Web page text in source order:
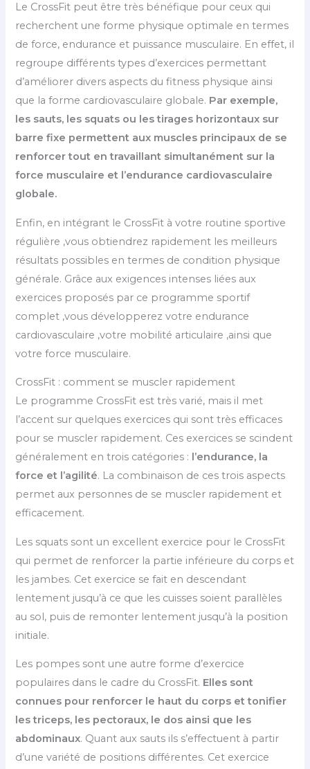
Le CrossFit peut être très bénéfique pour ceux qui
recherchent une forme physique optimale en termes
de force, endurance et puissance musculaire. En effet, il
regroupe différents types d’exercices permettant
d’améliorer divers aspects du fitness physique ainsi
que la forme cardiovasculaire globale. Par exemple,
les sauts, les squats ou les tirages horizontaux sur
barre fixe permettent aux muscles principaux de se
renforcer tout en travaillant simultanément sur la
force musculaire et l’endurance cardiovasculaire
globale.
Enfin, en intégrant le CrossFit à votre routine sportive
régulière ,vous obtiendrez rapidement les meilleurs
résultats possibles en termes de condition physique
générale. Grâce aux exigences intenses liées aux
exercices proposés par ce programme sportif
complet ,vous développerez votre endurance
cardiovasculaire ,votre mobilité articulaire ,ainsi que
votre force musculaire.
CrossFit : comment se muscler rapidement
Le programme CrossFit est très varié, mais il met
l’accent sur quelques exercices qui sont très efficaces
pour se muscler rapidement. Ces exercices se scindent
généralement en trois catégories : l’endurance, la
force et l’agilité. La combinaison de ces trois aspects
permet aux personnes de se muscler rapidement et
efficacement.
Les squats sont un excellent exercice pour le CrossFit
qui permet de renforcer la partie inférieure du corps et
les jambes. Cet exercice se fait en descendant
lentement jusqu’à ce que les cuisses soient parallèles
au sol, puis de remonter lentement jusqu’à la position
initiale.
Les pompes sont une autre forme d’exercice
populaires dans le cadre du CrossFit. Elles sont
connues pour renforcer le haut du corps et tonifier
les triceps, les pectoraux, le dos ainsi que les
abdominaux. Quant aux sauts ils s’effectuent à partir
d’une variété de positions différentes. Cet exercice